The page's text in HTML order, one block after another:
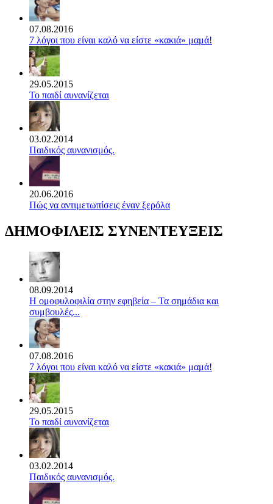
07.08.2016
7 λόγοι που είναι καλό να είστε «κακιά» μαμά!
29.05.2015
Το παιδί αυνανίζεται
03.02.2014
Παιδικός αυνανισμός.
20.06.2016
Πώς να αντιμετωπίσεις έναν ξερόλα
ΔΗΜΟΦΙΛΕΙΣ ΣΥΝΕΝΤΕΥΞΕΙΣ
08.09.2014
Η ομοφυλοφιλία στην εφηβεία – Τα σημάδια και
συμβουλές...
07.08.2016
7 λόγοι που είναι καλό να είστε «κακιά» μαμά!
29.05.2015
Το παιδί αυνανίζεται
03.02.2014
Παιδικός αυνανισμός.